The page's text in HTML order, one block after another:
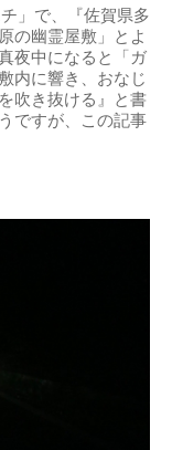
」で、『佐賀県多
の幽霊屋敷」とよ
夜中になると「ガ
内に響き、おなじ
吹き抜ける』と書
ですが、この記事